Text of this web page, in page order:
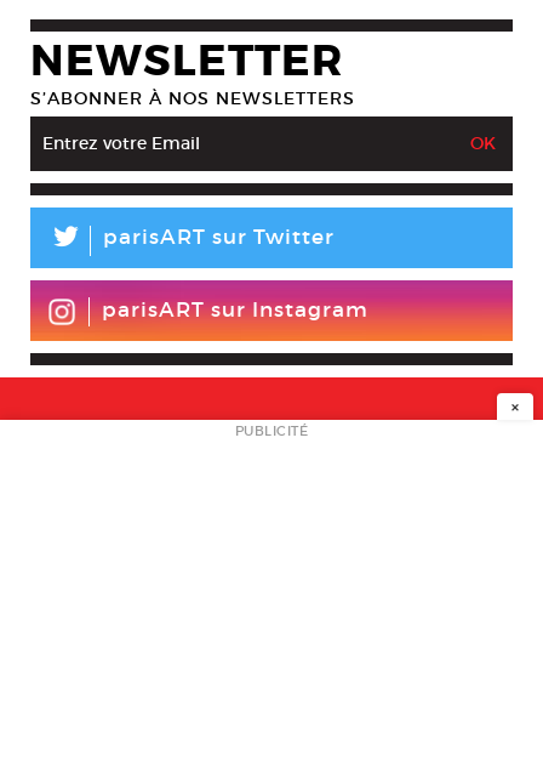
NEWSLETTER
S’ABONNER À NOS NEWSLETTERS
L parisART sur Twitter
parisART sur Instagram
NEWSLETTER
×
PUBLICITÉ